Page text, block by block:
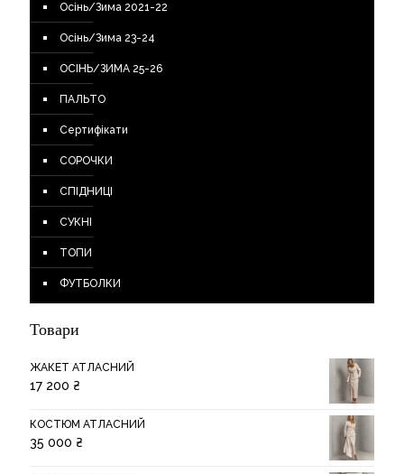
Осінь/Зима 2021-22
Осінь/Зима 23-24
ОСІНЬ/ЗИМА 25-26
ПАЛЬТО
Сертифікати
СОРОЧКИ
СПІДНИЦІ
СУКНІ
ТОПИ
ФУТБОЛКИ
Товари
ЖАКЕТ АТЛАСНИЙ
17 200 ₴
КОСТЮМ АТЛАСНИЙ
35 000 ₴